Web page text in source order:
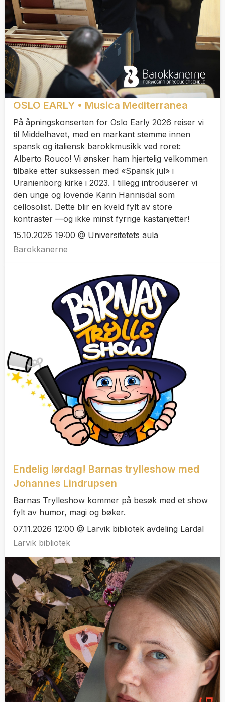
OSLO EARLY • Musica Mediterranea
På åpningskonserten for Oslo Early 2026 reiser vi
til Middelhavet, med en markant stemme innen
spansk og italiensk barokkmusikk ved roret:
Alberto Rouco! Vi ønsker ham hjertelig velkommen
tilbake etter suksessen med «Spansk jul» i
Uranienborg kirke i 2023. I tillegg introduserer vi
den unge og lovende Karin Hannisdal som
cellosolist. Dette blir en kveld fylt av store
kontraster —og ikke minst fyrrige kastanjetter!
15.10.2026 19:00 @ Universitetets aula
Barokkanerne
Endelig lørdag! Barnas trylleshow med
Johannes Lindrupsen
Barnas Trylleshow kommer på besøk med et show
fylt av humor, magi og bøker.
07.11.2026 12:00 @ Larvik bibliotek avdeling Lardal
Larvik bibliotek